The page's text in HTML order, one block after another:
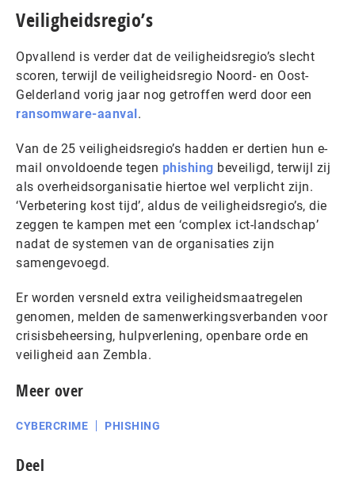
Veiligheidsregio’s
Opvallend is verder dat de veiligheidsregio’s slecht
scoren, terwijl de veiligheidsregio Noord- en Oost-
Gelderland vorig jaar nog getroffen werd door een
ransomware-aanval .
Van de 25 veiligheidsregio’s hadden er dertien hun e-
mail onvoldoende tegen phishing beveiligd, terwijl zij
als overheidsorganisatie hiertoe wel verplicht zijn.
‘Verbetering kost tijd’, aldus de veiligheidsregio’s, die
zeggen te kampen met een ‘complex ict-landschap’
nadat de systemen van de organisaties zijn
samengevoegd.
Er worden versneld extra veiligheidsmaatregelen
genomen, melden de samenwerkingsverbanden voor
crisisbeheersing, hulpverlening, openbare orde en
veiligheid aan Zembla.
Meer over
CYBERCRIME PHISHING
Deel